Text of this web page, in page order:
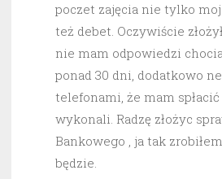
poczet zajęcia nie tylko
też debet. Oczywiście
nie mam odpowiedzi
ponad 30 dni, dodatkowo
telefonami, że mam
wykonali. Radzę złożyc
Bankowego , ja tak
będzie.